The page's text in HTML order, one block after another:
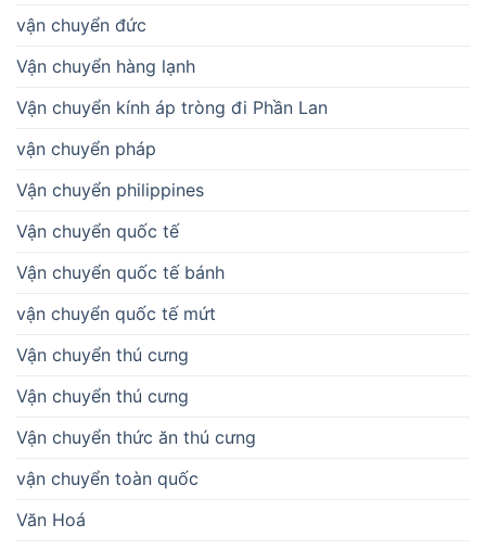
vận chuyển đức
Vận chuyển hàng lạnh
Vận chuyển kính áp tròng đi Phần Lan
vận chuyển pháp
Vận chuyển philippines
Vận chuyển quốc tế
Vận chuyển quốc tế bánh
vận chuyển quốc tế mứt
Vận chuyển thú cưng
Vận chuyển thú cưng
Vận chuyển thức ăn thú cưng
vận chuyển toàn quốc
Văn Hoá